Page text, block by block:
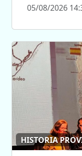
05/08/2026
HISTORIA